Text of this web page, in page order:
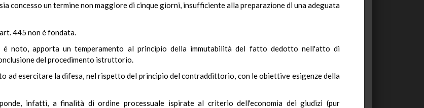
concesso un termine non maggiore di cinque giorni, insufficiente alla preparazione di una adeguata
445 non é fondata.
é noto, apporta un temperamento al principio della immutabilità del fatto dedotto nell'atto di
del procedimento istruttorio.
ad esercitare la difesa, nel rispetto del principio del contraddittorio, con le obiettive esigenze della
infatti, a finalità di ordine processuale ispirate al criterio dell'economia dei giudizi (pur